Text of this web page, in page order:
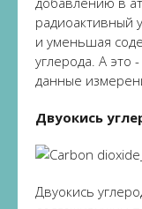
радиоактивный
и уменьшая
углерода. А это
данные
Двуокись
Двуокись